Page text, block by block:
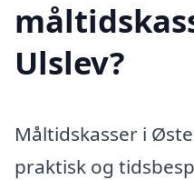
Ulslev?
Måltidskasser i
praktisk og